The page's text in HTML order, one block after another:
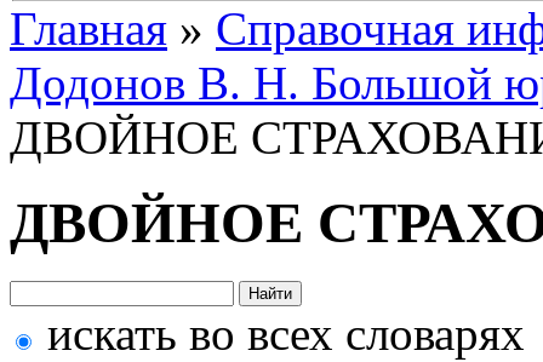
Главная » Справочная
Додонов В. Н. Большой
ДВОЙНОЕ
ДВОЙНОЕ
искать во всех словарях